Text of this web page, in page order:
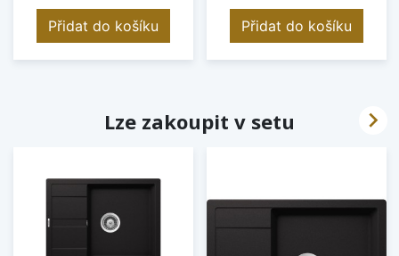
Přidat do košíku Přidat do košíku
Lze zakoupit v setu 